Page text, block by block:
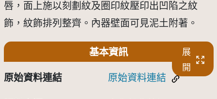
唇，面上施以刻劃紋及圈印紋壓印出凹陷之紋
飾，紋飾排列整齊。內器壁面可見泥土附著。
基本資訊
展
開
原始資料連結 原始資料連結